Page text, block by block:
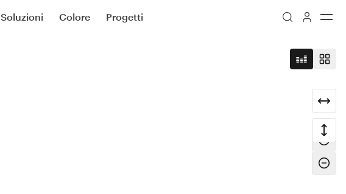
Soluzioni Colore Progetti